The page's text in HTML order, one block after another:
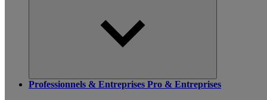
Professionnels & Entreprises Pro & Entreprises